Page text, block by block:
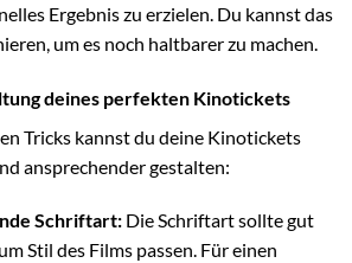
Ergebnis zu erzielen. Du kannst das
um es noch haltbarer zu machen.
deines perfekten Kinotickets
Tricks kannst du deine Kinotickets
ansprechender gestalten:
Schriftart:Die Schriftart sollte gut
Stil des Films passen. Für einen